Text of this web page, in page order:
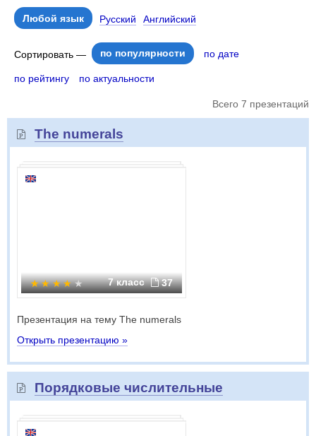
Любой язык Русский Английский
Сортировать — по популярности по дате
по рейтингу по актуальности
Всего 7 презентаций
The numerals
7 класс 37
Презентация на тему The numerals
Открыть презентацию »
Порядковые числительные